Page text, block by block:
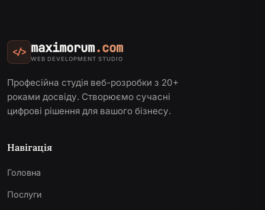
</> maximorum.com
WEB DEVELOPMENT STUDIO
Професійна студія веб-розробки з 20+
роками досвіду. Створюємо сучасні
цифрові рішення для вашого бізнесу.
Навігація
Головна
Послуги